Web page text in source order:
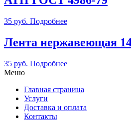
35 руб. Подробнее
Лента нержавеющая
35 руб. Подробнее
Меню
Главная страница
Услуги
Доставка и оплата
Контакты